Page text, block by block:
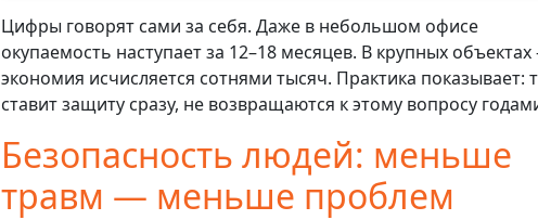
Цифры говорят сами за себя. Даже в небольшом офисе
окупаемость наступает за 12–18 месяцев. В крупных
экономия исчисляется сотнями тысяч. Практика показывает:
ставит защиту сразу, не возвращаются к этому вопросу
Безопасность людей: меньше
травм — меньше проблем